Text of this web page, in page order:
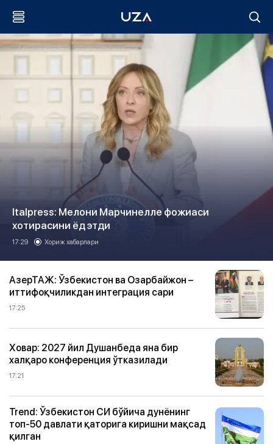
Italpress: Мелони Марчинелле фожиаси
хотирасини ёд этди
17:29 Хориж хабарлари
АзерТАЖ: Ўзбекистон ва Озарбайжон –
иттифоқчиликдан интеграция сари
17:25
Ховар: 2027 йил Душанбеда яна бир
халқаро конференция ўтказилади
17:21
Trend: Ўзбекистон СИ бўйича дунёнинг
топ-50 давлати қаторига киришни мақсад
қилган